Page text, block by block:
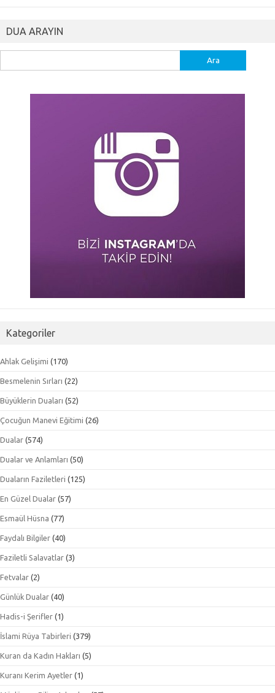
DUA ARAYIN
Kategoriler
Ahlak Gelişimi (170)
Besmelenin Sırları (22)
Büyüklerin Duaları (52)
Çocuğun Manevi Eğitimi (26)
Dualar (574)
Dualar ve Anlamları (50)
Duaların Faziletleri (125)
En Güzel Dualar (57)
Esmaül Hüsna (77)
Faydalı Bilgiler (40)
Faziletli Salavatlar (3)
Fetvalar (2)
Günlük Dualar (40)
Hadis-i Şerifler (1)
İslami Rüya Tabirleri (379)
Kuran da Kadın Hakları (5)
Kuranı Kerim Ayetler (1)